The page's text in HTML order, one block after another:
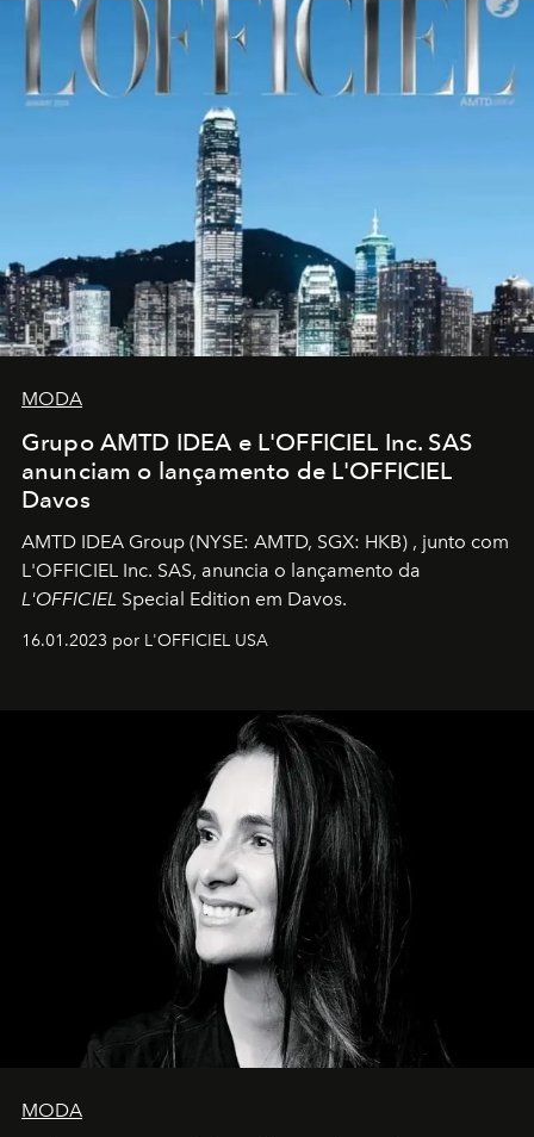
MODA
Grupo AMTD IDEA e L'OFFICIEL Inc. SAS
anunciam o lançamento de L'OFFICIEL
Davos
AMTD IDEA Group (NYSE: AMTD, SGX: HKB) , junto com
L'OFFICIEL Inc. SAS, anuncia o lançamento da
L'OFFICIEL Special Edition em Davos.
16.01.2023 por L'OFFICIEL USA
MODA